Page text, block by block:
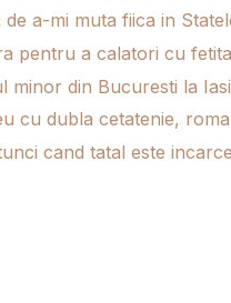
a-mi muta fiica in
pentru a calatori cu
minor din Bucuresti la
cu dubla cetatenie,
cand tatal este